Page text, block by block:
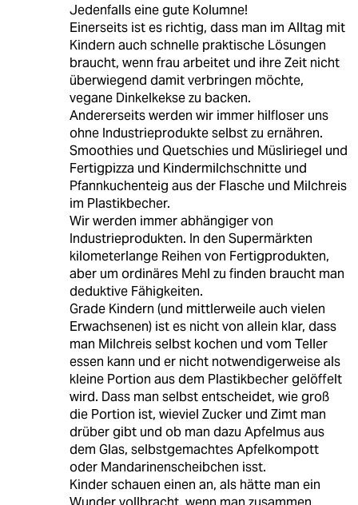
Jedenfalls eine gute Kolumne!
Einerseits ist es richtig, dass man im Alltag mit
Kindern auch schnelle praktische Lösungen
braucht, wenn frau arbeitet und ihre Zeit nicht
überwiegend damit verbringen möchte,
vegane Dinkelkekse zu backen.
Andererseits werden wir immer hilfloser uns
ohne Industrieprodukte selbst zu ernähren.
Smoothies und Quetschies und Müsliriegel und
Fertigpizza und Kindermilchschnitte und
Pfannkuchenteig aus der Flasche und Milchreis
im Plastikbecher.
Wir werden immer abhängiger von
Industrieprodukten. In den Supermärkten
kilometerlange Reihen von Fertigprodukten,
aber um ordinäres Mehl zu finden braucht man
deduktive Fähigkeiten.
Grade Kindern (und mittlerweile auch vielen
Erwachsenen) ist es nicht von allein klar, dass
man Milchreis selbst kochen und vom Teller
essen kann und er nicht notwendigerweise als
kleine Portion aus dem Plastikbecher gelöffelt
wird. Dass man selbst entscheidet, wie groß
die Portion ist, wieviel Zucker und Zimt man
drüber gibt und ob man dazu Apfelmus aus
dem Glas, selbstgemachtes Apfelkompott
oder Mandarinenscheibchen isst.
Kinder schauen einen an, als hätte man ein